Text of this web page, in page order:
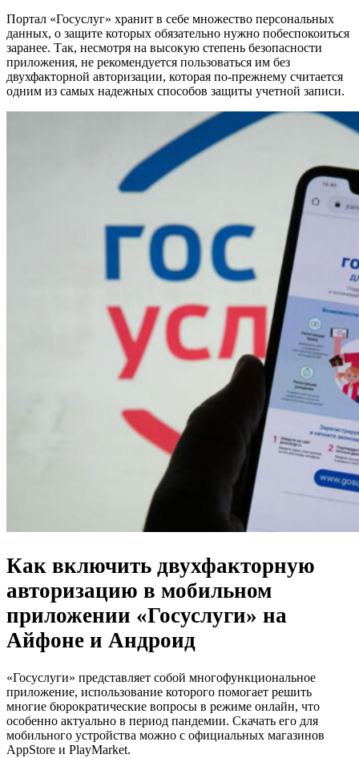
Портал «Госуслуг» хранит в себе множество персональных
данных, о защите которых обязательно нужно побеспокоиться
заранее. Так, несмотря на высокую степень безопасности
приложения, не рекомендуется пользоваться им без
двухфакторной авторизации, которая по-прежнему считается
одним из самых надежных способов защиты учетной записи.
Как включить двухфакторную
авторизацию в мобильном
приложении «Госуслуги» на
Айфоне и Андроид
«Госуслуги» представляет собой многофункциональное
приложение, использование которого помогает решить
многие бюрократические вопросы в режиме онлайн, что
особенно актуально в период пандемии. Скачать его для
мобильного устройства можно с официальных магазинов
AppStore и PlayMarket.